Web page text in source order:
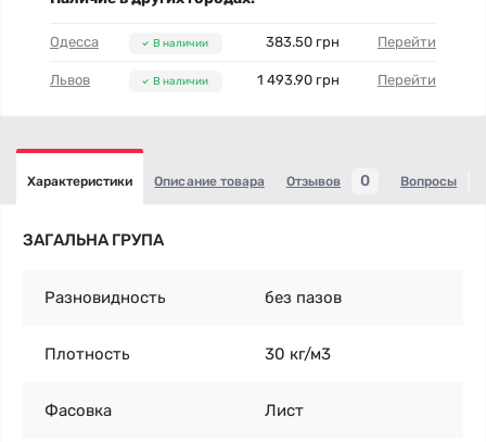
Одесса В наличии 383.50 грн Перейти
Львов В наличии 1 493.90 грн Перейти
Характеристики Описание товара Отзывов 0 Вопросы
ЗАГАЛЬНА ГРУПА
Разновидность без пазов
Плотность 30 кг/м3
Фасовка Лист